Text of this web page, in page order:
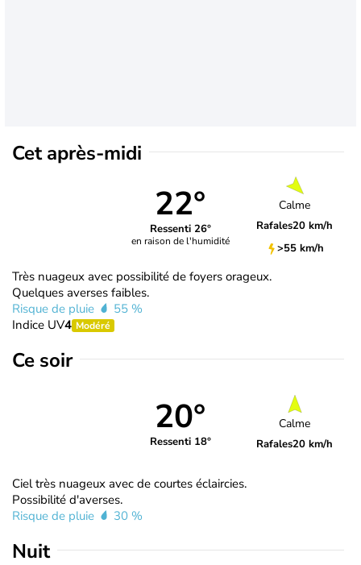
Cet après-midi
22°
Ressenti 26°
en raison de l'humidité
Calme
Rafales20 km/h
>55 km/h
Très nuageux avec possibilité de foyers orageux.
Quelques averses faibles.
Risque de pluie
55 %
Indice UV4 Modéré
Ce soir
20°
Ressenti 18°
Calme
Rafales20 km/h
Ciel très nuageux avec de courtes éclaircies.
Possibilité d'averses.
Risque de pluie
30 %
Nuit